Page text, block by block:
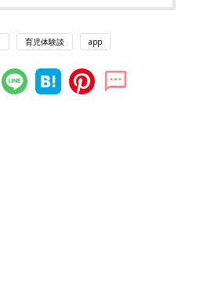
育児体験談 app